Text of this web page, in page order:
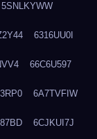
5SNLKYWW
6316UU0I
66C6U597
6A7TVFIW
6CJKUI7J